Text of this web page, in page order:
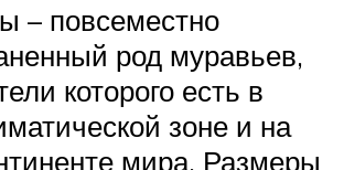
– повсеместно
род муравьев,
которого есть в
зоне и на
мира. Размеры